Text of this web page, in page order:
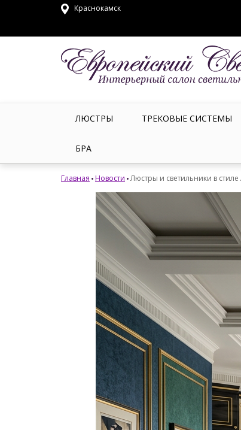
Краснокамск
ЛЮСТРЫ ТРЕКОВЫЕ СИСТЕМЫ
БРА
Главная Новости Люстры и светильники в стиле